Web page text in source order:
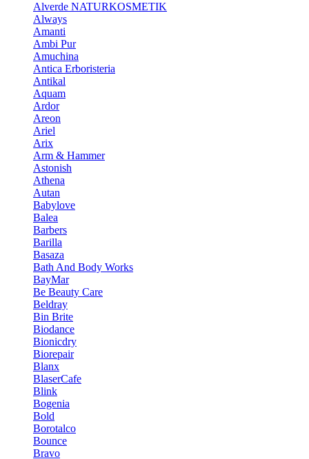
Alverde NATURKOSMETIK
Always
Amanti
Ambi Pur
Amuchina
Antica Erboristeria
Antikal
Aquam
Ardor
Areon
Ariel
Arix
Arm & Hammer
Astonish
Athena
Autan
Babylove
Balea
Barbers
Barilla
Basaza
Bath And Body Works
BayMar
Be Beauty Care
Beldray
Bin Brite
Biodance
Bionicdry
Biorepair
Blanx
BlaserCafe
Blink
Bogenia
Bold
Borotalco
Bounce
Bravo